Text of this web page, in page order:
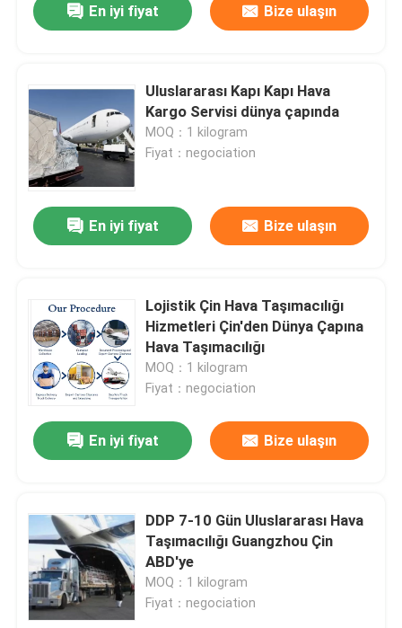
En iyi fiyat Bize ulaşın
Uluslararası Kapı Kapı Hava
Kargo Servisi dünya çapında
MOQ：1 kilogram
Fiyat：negociation
En iyi fiyat Bize ulaşın
Lojistik Çin Hava Taşımacılığı
Hizmetleri Çin'den Dünya Çapına
Hava Taşımacılığı
MOQ：1 kilogram
Fiyat：negociation
En iyi fiyat Bize ulaşın
DDP 7-10 Gün Uluslararası Hava
Taşımacılığı Guangzhou Çin
ABD'ye
MOQ：1 kilogram
Fiyat：negociation